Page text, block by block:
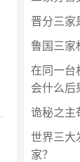
晋分三家
鲁国三家
在同一台
会什么后
诡秘之主
世界三大
家？